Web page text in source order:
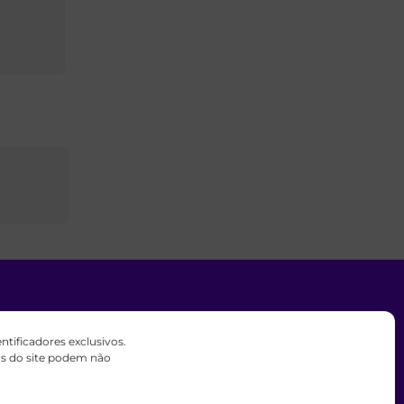
exclusivos.
do site podem nãopor membros fiéis de A